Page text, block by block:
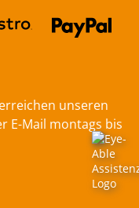
unseren
E-Mail montags bis